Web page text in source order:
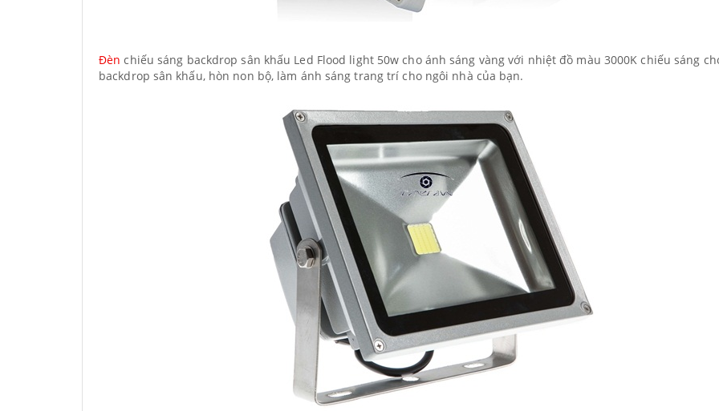
Đèn chiếu sáng backdrop sân khấu Led Flood light 50w cho ánh sáng vàng với nhiệt đồ màu 3000K chiếu sáng
backdrop sân khấu, hòn non bộ, làm ánh sáng trang trí cho ngôi nhà của bạn.